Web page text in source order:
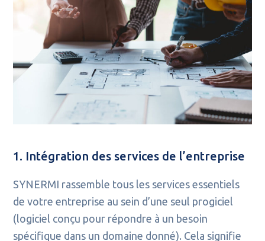
1. Intégration des services de l’entreprise
SYNERMI rassemble tous les services essentiels
de votre entreprise au sein d’une seul progiciel
(logiciel conçu pour répondre à un besoin
spécifique dans un domaine donné). Cela signifie